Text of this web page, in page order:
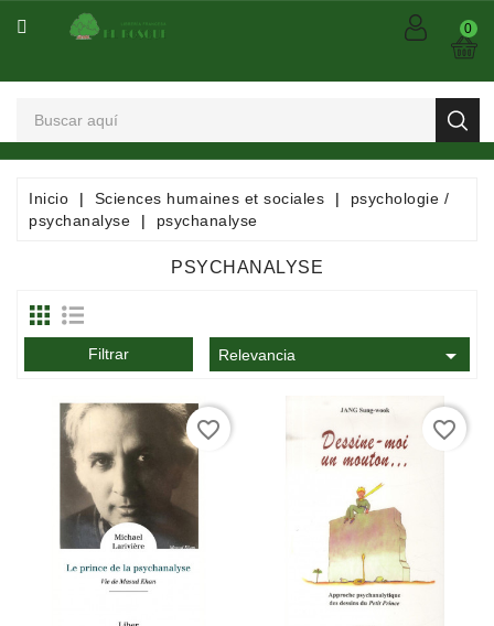
CATEGORÍA
Spectacles
Dessinées
Mangas
Consommables
Dictionnaires
Encyclopédies
Documentation
Entreprise
Économie
0
Inicio Sciences humaines et sociales
psychologie /
psychanalyse
psychanalyse
PSYCHANALYSE
Filtrar Relevancia 
favorite_border favorite_border